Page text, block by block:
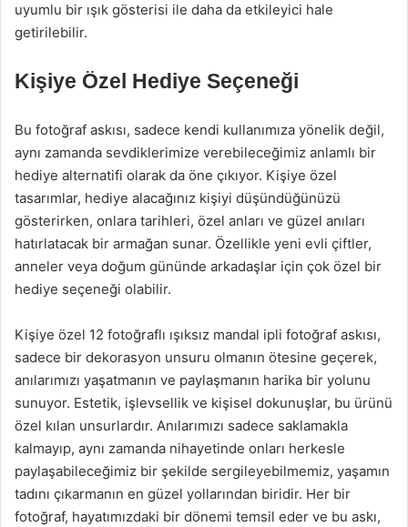
uyumlu bir ışık gösterisi ile daha da etkileyici hale
getirilebilir.
Kişiye Özel Hediye Seçeneği
Bu fotoğraf askısı, sadece kendi kullanımıza yönelik değil,
aynı zamanda sevdiklerimize verebileceğimiz anlamlı bir
hediye alternatifi olarak da öne çıkıyor. Kişiye özel
tasarımlar, hediye alacağınız kişiyi düşündüğünüzü
gösterirken, onlara tarihleri, özel anları ve güzel anıları
hatırlatacak bir armağan sunar. Özellikle yeni evli çiftler,
anneler veya doğum gününde arkadaşlar için çok özel bir
hediye seçeneği olabilir.
Kişiye özel 12 fotoğraflı ışıksız mandal ipli fotoğraf askısı,
sadece bir dekorasyon unsuru olmanın ötesine geçerek,
anılarımızı yaşatmanın ve paylaşmanın harika bir yolunu
sunuyor. Estetik, işlevsellik ve kişisel dokunuşlar, bu ürünü
özel kılan unsurlardır. Anılarımızı sadece saklamakla
kalmayıp, aynı zamanda nihayetinde onları herkesle
paylaşabileceğimiz bir şekilde sergileyebilmemiz, yaşamın
tadını çıkarmanın en güzel yollarından biridir. Her bir
fotoğraf, hayatımızdaki bir dönemi temsil eder ve bu askı,